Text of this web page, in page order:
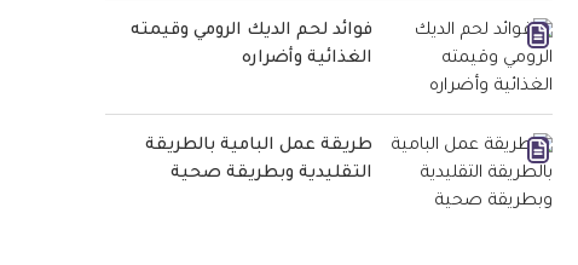
فوائد لحم الديك الرومي وقيمته
الغذائية وأضراره
طريقة عمل البامية بالطريقة
التقليدية وبطريقة صحية